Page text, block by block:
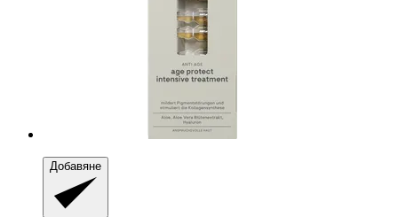
Добавяне